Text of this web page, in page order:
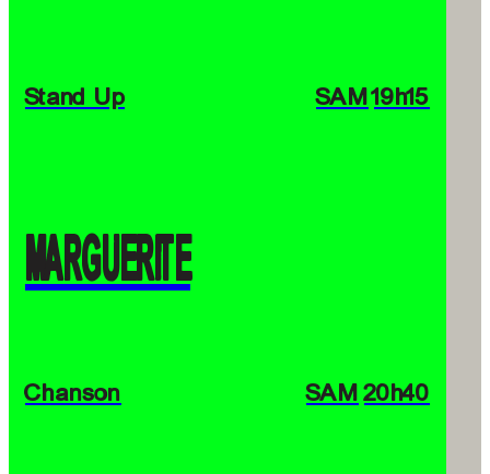
Stand Up SAM 19h15
MARGUERITE
Chanson SAM 20h40